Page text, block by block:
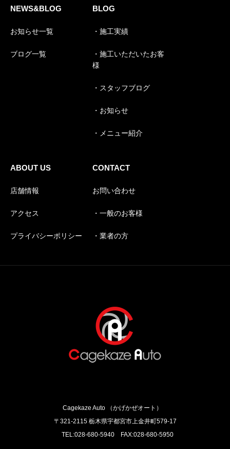
NEWS&BLOG
お知らせ一覧
ブログ一覧
BLOG
・施工実績
・施工いただいたお客
様
・スタッフブログ
・お知らせ
・メニュー紹介
ABOUT US
店舗情報
アクセス
プライバシーポリシー
CONTACT
お問い合わせ
・一般のお客様
・業者の方
Cagekaze Auto （かげかぜオート）
〒321-2115 栃木県宇都宮市上金井町579‐17
TEL:028-680-5940 FAX:028-680-5950